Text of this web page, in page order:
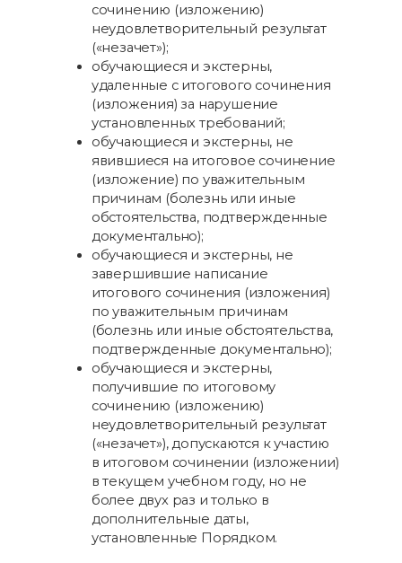
сочинению (изложению)
неудовлетворительный результат
(«незачет»);
обучающиеся и экстерны,
удаленные с итогового сочинения
(изложения) за нарушение
установленных требований;
обучающиеся и экстерны, не
явившиеся на итоговое сочинение
(изложение) по уважительным
причинам (болезнь или иные
обстоятельства, подтвержденные
документально);
обучающиеся и экстерны, не
завершившие написание
итогового сочинения (изложения)
по уважительным причинам
(болезнь или иные обстоятельства,
подтвержденные документально);
обучающиеся и экстерны,
получившие по итоговому
сочинению (изложению)
неудовлетворительный результат
(«незачет»), допускаются к участию
в итоговом сочинении (изложении)
в текущем учебном году, но не
более двух раз и только в
дополнительные даты,
установленные Порядком.